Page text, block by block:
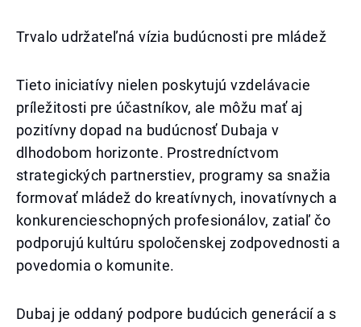
Trvalo udržateľná vízia budúcnosti pre mládež
Tieto iniciatívy nielen poskytujú vzdelávacie
príležitosti pre účastníkov, ale môžu mať aj
pozitívny dopad na budúcnosť Dubaja v
dlhodobom horizonte. Prostredníctvom
strategických partnerstiev, programy sa snažia
formovať mládež do kreatívnych, inovatívnych a
konkurencieschopných profesionálov, zatiaľ čo
podporujú kultúru spoločenskej zodpovednosti a
povedomia o komunite.
Dubaj je oddaný podpore budúcich generácií a s